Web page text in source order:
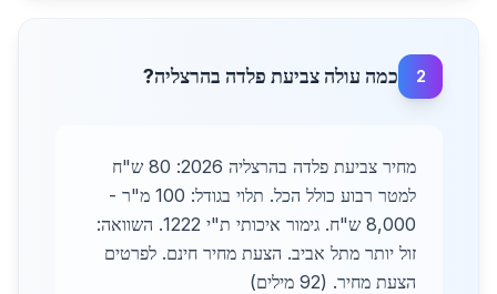
2 כמה עולה צביעת פלדה בהרצליה?
מחיר צביעת פלדה בהרצליה 2026: 80 ש"ח
למטר רבוע כולל הכל. תלוי בגודל: 100 מ"ר -
8,000 ש"ח. גימור איכותי ת"י 1222. השוואה:
זול יותר מתל אביב. הצעת מחיר חינם. לפרטים
הצעת מחיר. (92 מילים)